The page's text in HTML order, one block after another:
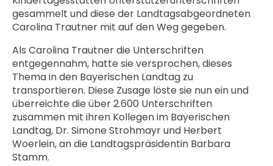
gesammelt und diese der Landtagsabgeordneten
Carolina Trautner mit auf den Weg gegeben.
Als Carolina Trautner die Unterschriften
entgegennahm, hatte sie versprochen, dieses
Thema in den Bayerischen Landtag zu
transportieren. Diese Zusage löste sie nun ein und
überreichte die über 2.600 Unterschriften
zusammen mit ihren Kollegen im Bayerischen
Landtag, Dr. Simone Strohmayr und Herbert
Woerlein, an die Landtagspräsidentin Barbara
Stamm.